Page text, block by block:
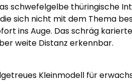
schwefelgelbe thüringische
sich nicht mit dem Thema
ins Auge. Das schräg
weite Distanz erkennbar.
Kleinmodell für